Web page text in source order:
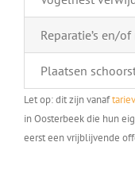
Reparatie’s en/
Plaatsen
Let op: dit zijn vanaf
in Oosterbeek die hun
eerst een vrijblijvende